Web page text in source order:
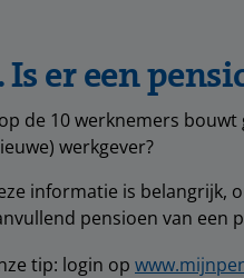
Is er een
de 10 werknemers
werkgever?
informatie is belangrijk,
pensioen van een
tip: login op